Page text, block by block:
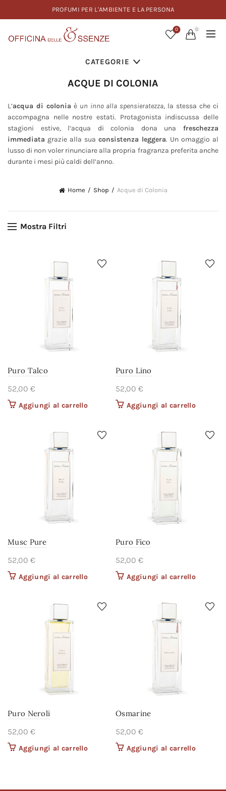
PROFUMI PER L'AMBIENTE E LA PERSONA
0 0
CATEGORIE
ACQUE DI COLONIA
L’acqua di colonia è un inno alla spensieratezza, la stessa che ci
accompagna nelle nostre estati. Protagonista indiscussa delle
stagioni estive, l’acqua di colonia dona una freschezza
immediata grazie alla sua consistenza leggera. Un omaggio al
lusso di non voler rinunciare alla propria fragranza preferita anche
durante i mesi più caldi dell’anno.
Home Shop Acque di Colonia
Mostra Filtri
Puro Talco
52,00 €
Aggiungi al carrello
Puro Lino
52,00 €
Aggiungi al carrello
Musc Pure
52,00 €
Aggiungi al carrello
Puro Fico
52,00 €
Aggiungi al carrello
Puro Neroli
52,00 €
Aggiungi al carrello
Osmarine
52,00 €
Aggiungi al carrello